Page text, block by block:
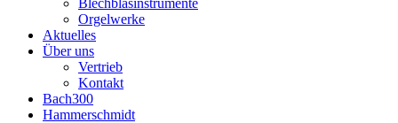
Blechblasinstrumente
Orgelwerke
Aktuelles
Über uns
Vertrieb
Kontakt
Bach300
Hammerschmidt